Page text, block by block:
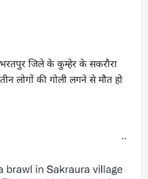
जिले के कुम्हेर के सकरौरा
लोगों की गोली लगने से मौत हो